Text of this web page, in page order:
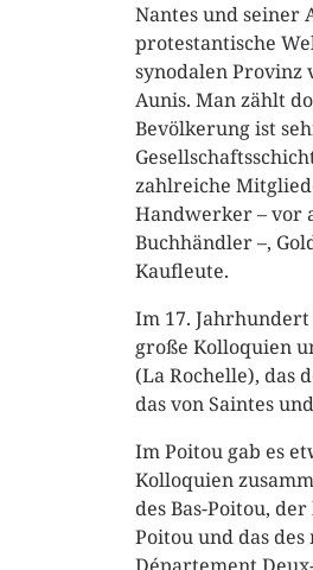
Nantes und seiner
protestantische
synodalen Provinz
Aunis. Man zählt
Bevölkerung ist
zahlreiche
Handwerker – vor
Buchhändler –,
Kaufleute.
Im 17.
große Kolloquien
(La Rochelle), das
das von Saintes
Im Poitou gab es
Kolloquien
des Bas-Poitou,
Poitou und das